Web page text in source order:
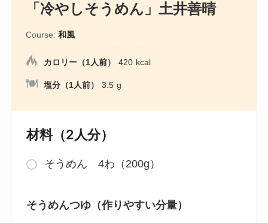
「冷やしそうめん」土井善晴
Course: 和風
カロリー（1人前） 420 kcal
塩分（1人前） 3.5 g
材料（2人分）
そうめん 4わ（200g）
そうめんつゆ（作りやすい分量）